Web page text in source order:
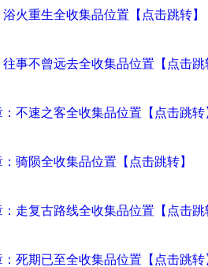
火重生全收集品位置【点击跳转】
事不曾远去全收集品位置【点击跳
不速之客全收集品位置【点击跳转
骑陨全收集品位置【点击跳转】
走复古路线全收集品位置【点击跳
死期已至全收集品位置【点击跳转